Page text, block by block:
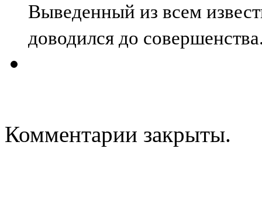
Выведенный из всем
доводился до
Комментарии закрыты.